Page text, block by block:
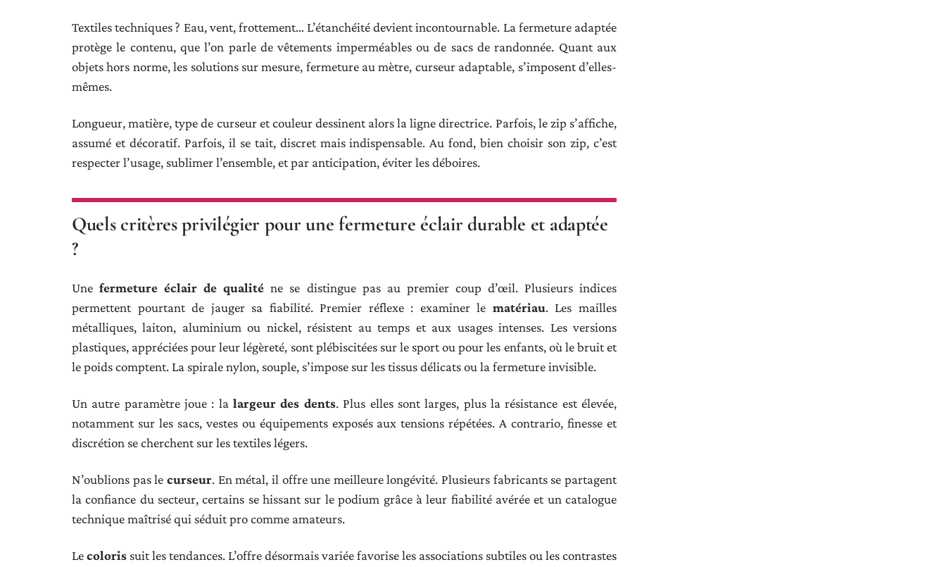
Textiles techniques ? Eau, vent, frottement… L’étanchéité devient incontournable. La fermeture adaptée
protège le contenu, que l’on parle de vêtements imperméables ou de sacs de randonnée. Quant aux
objets hors norme, les solutions sur mesure, fermeture au mètre, curseur adaptable, s’imposent d’elles-
mêmes.
Longueur, matière, type de curseur et couleur dessinent alors la ligne directrice. Parfois, le zip s’affiche,
assumé et décoratif. Parfois, il se tait, discret mais indispensable. Au fond, bien choisir son zip, c’est
respecter l’usage, sublimer l’ensemble, et par anticipation, éviter les déboires.
Quels critères privilégier pour une fermeture éclair durable et adaptée
?
Unefermeture éclair de qualité ne se distingue pas au premier coup d’œil. Plusieurs indices
permettent pourtant de jauger sa fiabilité. Premier réflexe : examiner le matériau. Les mailles
métalliques, laiton, aluminium ou nickel, résistent au temps et aux usages intenses. Les versions
plastiques, appréciées pour leur légèreté, sont plébiscitées sur le sport ou pour les enfants, où le bruit et
le poids comptent. La spirale nylon, souple, s’impose sur les tissus délicats ou la fermeture invisible.
Un autre paramètre joue : lalargeur des dents. Plus elles sont larges, plus la résistance est élevée,
notamment sur les sacs, vestes ou équipements exposés aux tensions répétées. A contrario, finesse et
discrétion se cherchent sur les textiles légers.
N’oublions pas le curseur. En métal, il offre une meilleure longévité. Plusieurs fabricants se partagent
la confiance du secteur, certains se hissant sur le podium grâce à leur fiabilité avérée et un catalogue
technique maîtrisé qui séduit pro comme amateurs.
Lecoloris suit les tendances. L’offre désormais variée favorise les associations subtiles ou les contrastes